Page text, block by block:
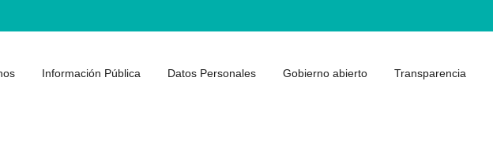
Información Pública Datos Personales Gobierno abierto Transparencia